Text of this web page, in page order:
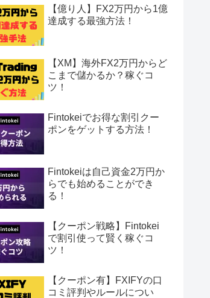
【億り人】FX2万円から1億
達成する最強方法！
【XM】海外FX2万円からど
こまで儲かるか？稼ぐコ
ツ！
Fintokeiでお得な割引クー
ポンをゲットする方法！
Fintokeiは自己資金2万円か
らでも始めることができ
る！
【クーポン戦略】Fintokei
で割引使って賢く稼ぐコ
ツ！
【クーポン有】FXIFYの口
コミ評判やルールについ